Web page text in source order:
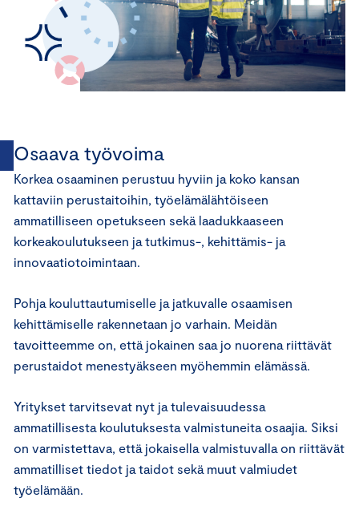
Osaava työvoima
Korkea osaaminen perustuu hyviin ja koko kansan
kattaviin perustaitoihin, työelämälähtöiseen
ammatilliseen opetukseen sekä laadukkaaseen
korkeakoulutukseen ja tutkimus-, kehittämis- ja
innovaatiotoimintaan.
Pohja kouluttautumiselle ja jatkuvalle osaamisen
kehittämiselle rakennetaan jo varhain. Meidän
tavoitteemme on, että jokainen saa jo nuorena riittävät
perustaidot menestyäkseen myöhemmin elämässä.
Yritykset tarvitsevat nyt ja tulevaisuudessa
ammatillisesta koulutuksesta valmistuneita osaajia. Siksi
on varmistettava, että jokaisella valmistuvalla on riittävät
ammatilliset tiedot ja taidot sekä muut valmiudet
työelämään.